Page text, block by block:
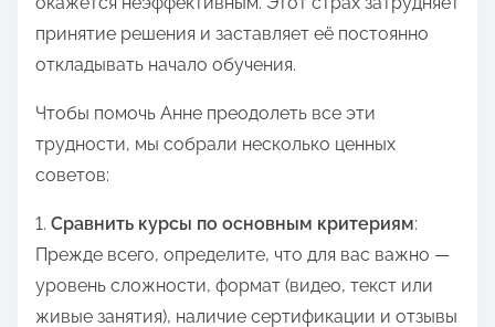
принятие решения и заставляет её постоянно
откладывать начало обучения.
Чтобы помочь Анне преодолеть все эти
трудности, мы собрали несколько ценных
советов:
1. Сравнить курсы по основным критериям:
Прежде всего, определите, что для вас важно —
уровень сложности, формат (видео, текст или
живые занятия), наличие сертификации и отзывы